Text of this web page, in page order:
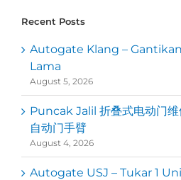
Recent Posts
Autogate Klang –
Lama
August 5, 2026
Puncak Jalil 折叠式电动门维
自动门手臂
August 4, 2026
Autogate USJ – Tukar 1